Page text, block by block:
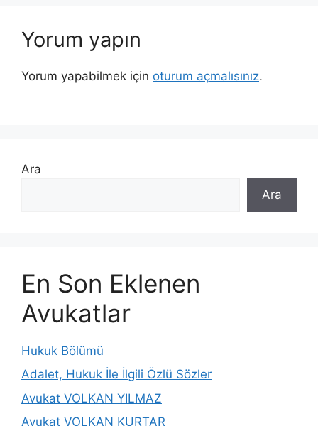
Yorum yapın
Yorum yapabilmek için oturum açmalısınız.
Ara
Ara
En Son Eklenen
Avukatlar
Hukuk Bölümü
Adalet, Hukuk İle İlgili Özlü Sözler
Avukat VOLKAN YILMAZ
Avukat VOLKAN KURTAR